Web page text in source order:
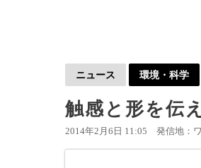
ニュース 環境・科学
触感と形を伝
2014年2月6日 11:05 発信地：